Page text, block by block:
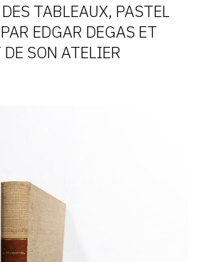
TABLEAUX, PASTEL
EDGAR DEGAS ET
SON ATELIER